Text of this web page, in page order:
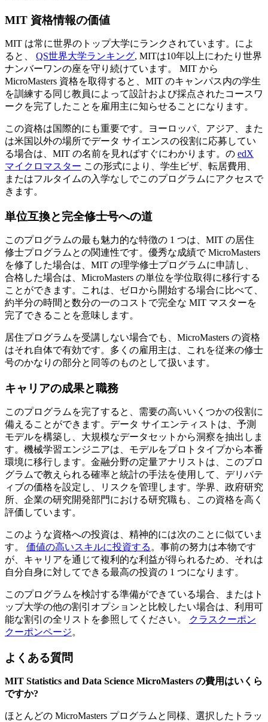
MIT 資格情報の価値
MIT は常に世界のトップ大学にランクされています。によ
ると、 QS世界大学ランキング, MITは10年以上にわたり世界
ナンバーワンの座を守り続けています。 MIT から
MicroMasters 資格を取得すると、MIT のキャンパス内の学生
を訓練する同じ教員によって設計および採点されたコースワ
ークを完了したことを雇用主に知らせることになります。
この資格は国際的にも重要です。ヨーロッパ、アジア、また
は米国以外の場所でデータ サイエンスの役割に応募してい
る場合は、MIT の名前を見ればすぐにわかります。の edX
マイクロマスター この形式により、学生ビザ、転居費用、
またはフルタイムの入学なしでこのプログラムにアクセスで
きます。
単位互換と完全修士号への道
このプログラムの最も魅力的な特徴の 1 つは、MIT の居住
修士プログラムとの関連性です。優秀な成績で MicroMasters
を修了した場合は、MIT の理学修士プログラムに申請し、
合格した場合は、MicroMasters の単位を学位取得に移行する
ことができます。これは、ゼロから開始する場合に比べて、
約半分の時間と数分の一のコストで完全な MIT マスターを
完了できることを意味します。
居住プログラムを受講しない場合でも、MicroMasters の資格
はそれ自体で有効です。多くの雇用主は、これを従来の修士
号のかなりの部分と同等のものとして扱います。
キャリアの成果と職務
このプログラムを完了すると、需要の高いいくつかの役割に
備えることができます。データ サイエンティストは、予測
モデルを構築し、大規模なデータセットから洞察を抽出しま
す。機械学習エンジニアは、モデルをプロトタイプから本番
環境に移行します。金融分野の定量アナリストは、このプロ
グラムで教えられる確率と統計の手法を使用して、デリバテ
ィブの価格を設定し、リスクを管理します。学界、政府研究
所、企業の研究開発部門における研究職も、この資格を高く
評価しています。
このような資格への投資は、精神的には次のことに似ていま
す。 価値の高いスキルに投資する 。事前の努力は本物です
が、キャリアを通じて複利的な利益が得られるため、それは
自分自身に対してできる最高の投資の 1 つになります。
このプログラムを検討する準備ができている場合、またはト
ップ大学の他の割引オプションと比較したい場合は、利用可
能な割引の全リストを参照してください。
クラスクーポン
クーポンページ。
よくある質問
MIT Statistics and Data Science MicroMasters の費用はいくら
ですか?
ほとんどの MicroMasters プログラムと同様、選択したトラッ